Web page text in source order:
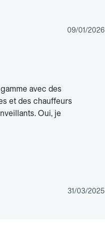
09/01/2026
avec des
et des chauffeurs
Oui, je
31/03/2025